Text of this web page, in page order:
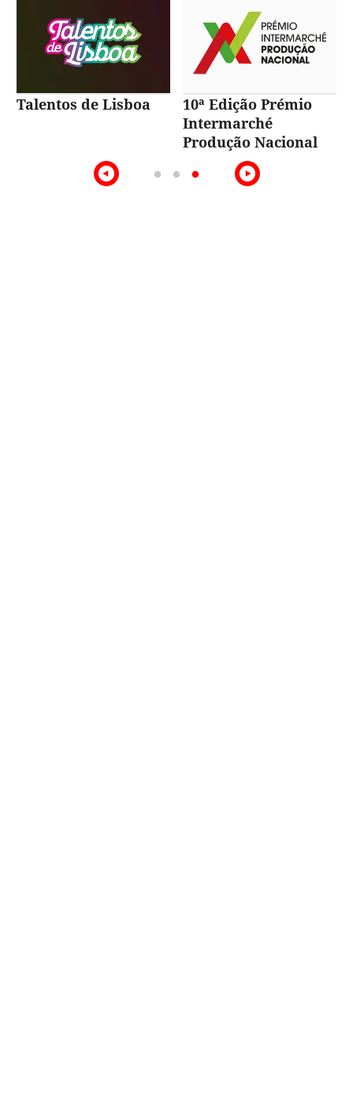
Talentos de Lisboa
10ª Edição Prémio
Intermarché
Produção Nacional